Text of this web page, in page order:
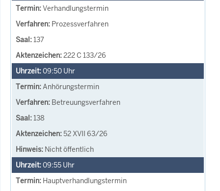
Verhandlungstermin
Prozessverfahren
137
222 C 133/26
09:50 Uhr
Anhörungstermin
Betreuungsverfahren
138
52 XVII 63/26
Nicht öffentlich
09:55 Uhr
Hauptverhandlungstermin